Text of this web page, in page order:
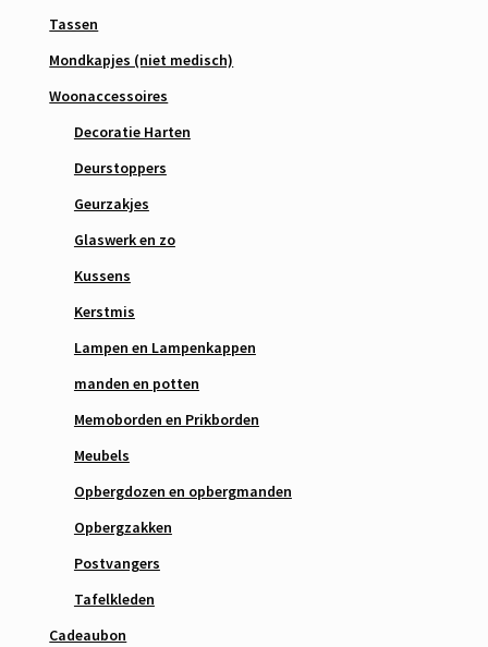
Tassen
Mondkapjes (niet medisch)
Woonaccessoires
Decoratie Harten
Deurstoppers
Geurzakjes
Glaswerk en zo
Kussens
Kerstmis
Lampen en Lampenkappen
manden en potten
Memoborden en Prikborden
Meubels
Opbergdozen en opbergmanden
Opbergzakken
Postvangers
Tafelkleden
Cadeaubon